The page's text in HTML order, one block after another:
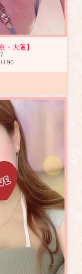
・大阪】
H .90